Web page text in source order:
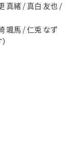
真緒 / 真白 友也 /
颯馬 / 仁兎 なず